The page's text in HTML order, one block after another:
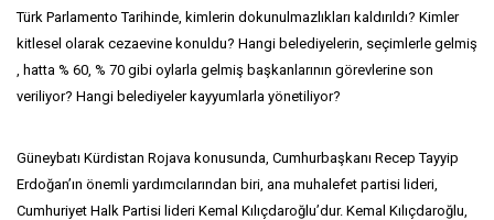
Türk Parlamento Tarihinde, kimlerin dokunulmazlıkları kaldırıldı? Kimler
kitlesel olarak cezaevine konuldu? Hangi belediyelerin, seçimlerle gelmiş
, hatta % 60, % 70 gibi oylarla gelmiş başkanlarının görevlerine son
veriliyor? Hangi belediyeler kayyumlarla yönetiliyor?
Güneybatı Kürdistan Rojava konusunda, Cumhurbaşkanı Recep Tayyip
Erdoğan’ın önemli yardımcılarından biri, ana muhalefet partisi lideri,
Cumhuriyet Halk Partisi lideri Kemal Kılıçdaroğlu’dur. Kemal Kılıçdaroğlu,